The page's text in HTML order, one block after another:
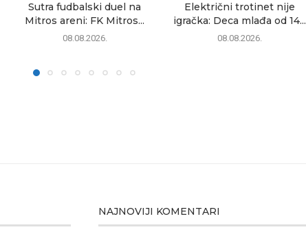
Sutra fudbalski duel na
Mitros areni: FK Mitros...
08.08.2026.
Električni trotinet nije
igračka: Deca mlađa od 14...
08.08.2026.
NAJNOVIJI KOMENTARI